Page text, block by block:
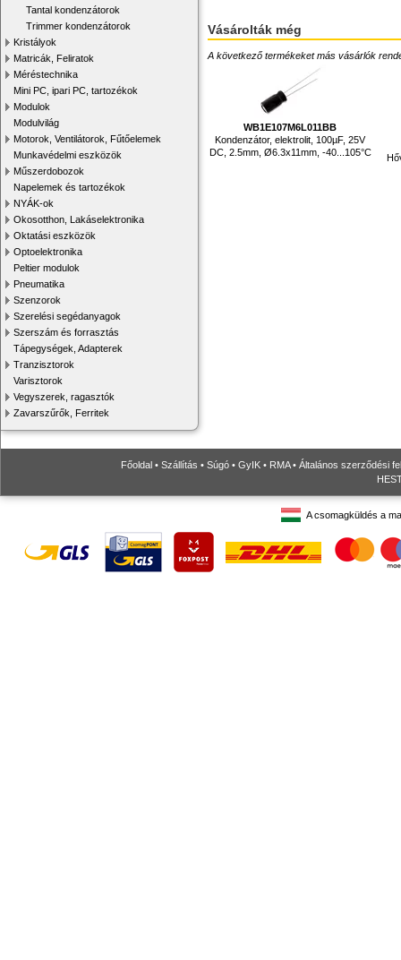
Tantal kondenzátorok
Trimmer kondenzátorok
Kristályok
Matricák, Feliratok
Méréstechnika
Mini PC, ipari PC, tartozékok
Modulok
Modulvilág
Motorok, Ventilátorok, Fűtőelemek
Munkavédelmi eszközök
Műszerdobozok
Napelemek és tartozékok
NYÁK-ok
Okosotthon, Lakáselektronika
Oktatási eszközök
Optoelektronika
Peltier modulok
Pneumatika
Szenzorok
Szerelési segédanyagok
Szerszám és forrasztás
Tápegységek, Adapterek
Tranzisztorok
Varisztorok
Vegyszerek, ragasztók
Zavarszűrők, Ferritek
Vásárolták még
A következő termékeket más vásárlók
WB1E107M6L011BB
Kondenzátor, elektrolit, 100µF, 25V
DC, 2.5mm, Ø6.3x11mm, -40...105°C
Főoldal • Szállítás • Súgó • GyIK • RMA• Általános szerződési
A csomagküldés a